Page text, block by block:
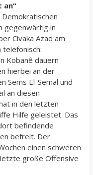
an“
gegenwärtig in
Civaka Azad am
Kobanê dauern
hierbei an der
Sems El-Semal und
an diesen
in den letzten
Hilfe geleistet. Das
befindende
befreit. Der
einen schweren
letzte große Offensive